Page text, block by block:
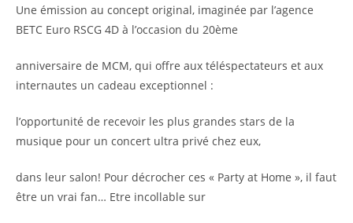
Une émission au concept original, imaginée par l’agence
BETC Euro RSCG 4D à l’occasion du 20ème
anniversaire de MCM, qui offre aux téléspectateurs et aux
internautes un cadeau exceptionnel :
l’opportunité de recevoir les plus grandes stars de la
musique pour un concert ultra privé chez eux,
dans leur salon! Pour décrocher ces « Party at Home », il faut
être un vrai fan… Etre incollable sur